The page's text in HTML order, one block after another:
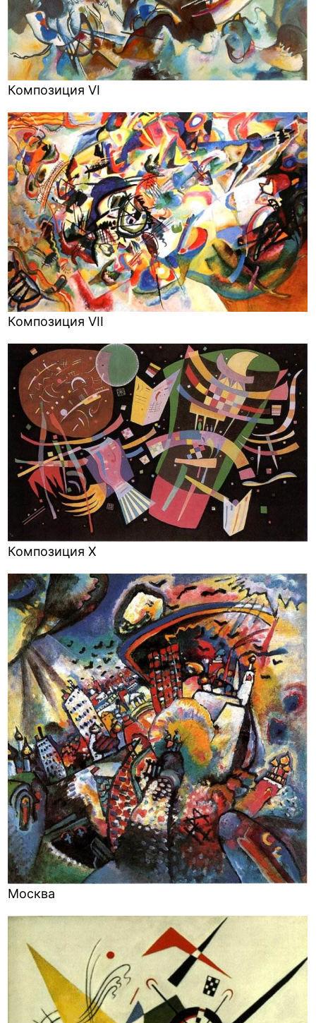
Композиция VI
Композиция VII
Композиция X
Москва